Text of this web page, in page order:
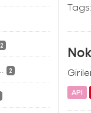
2
2
Tags:
API